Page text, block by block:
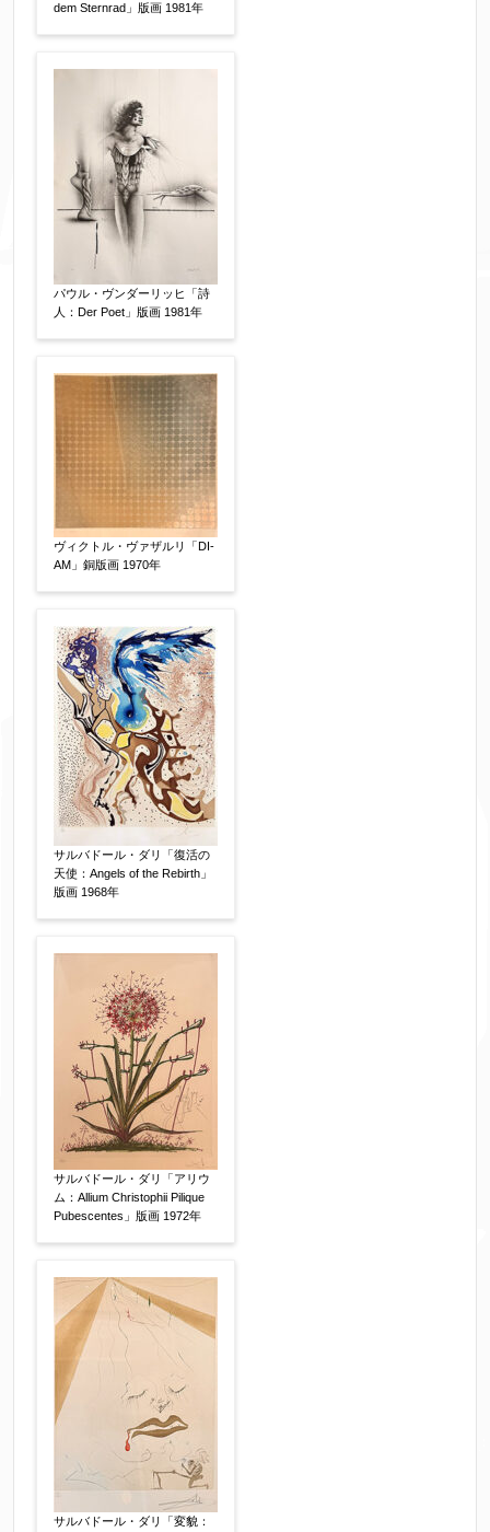
dem Sternrad」版画 1981年
パウル・ヴンダーリッヒ「詩
人：Der Poet」版画 1981年
ヴィクトル・ヴァザルリ「DI-
AM」銅版画 1970年
サルバドール・ダリ「復活の
天使：Angels of the Rebirth」
版画 1968年
サルバドール・ダリ「アリウ
ム：Allium Christophii Pilique
Pubescentes」版画 1972年
サルバドール・ダリ「変貌：